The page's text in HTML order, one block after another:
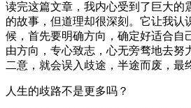
读完这篇文章，我内心受到了巨大的
的故事，但道理却很深刻。它让我认
候，首先要明确方向，确定好适合自
由方向，专心致志，心无旁骛地去努
二意，就会误入歧途，半途而废，最
人生的歧路不是更多吗？